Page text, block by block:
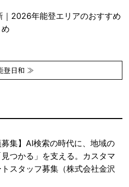
2026年能登エリアのおすすめ
登日和 ≫
募集】AI検索の時代に、地域の
つかる」を支える。カスタマ
スタッフ募集（株式会社金沢